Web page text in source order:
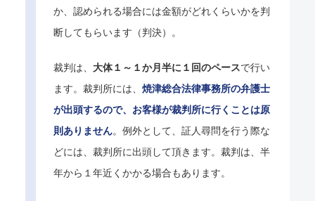
か、認められる場合には金額がどれくらいかを判
断してもらいます（判決）。
裁判は、 大体１～１か月半に１回のペースで行い
ます。裁判所には、 焼津総合法律事務所の弁護士
が出頭するので、お客様が裁判所に行くことは原
則ありません。例外として、証人尋問を行う際な
どには、裁判所に出頭して頂きます。裁判は、半
年から１年近くかかる場合もあります。